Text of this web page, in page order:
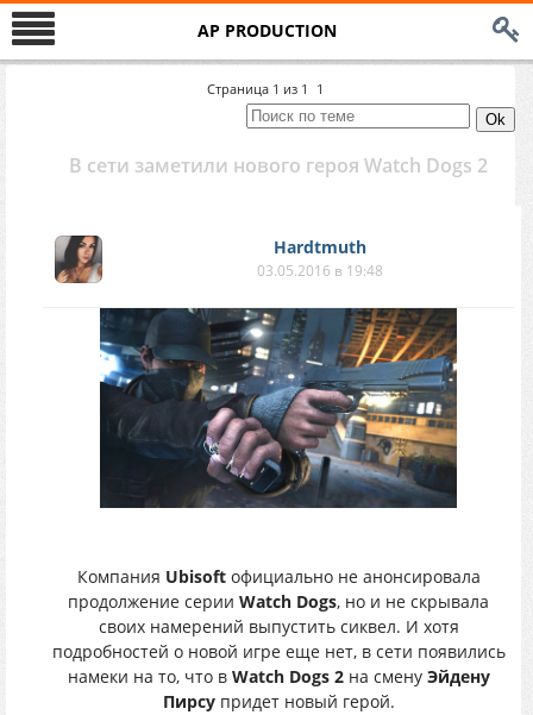
AP PRODUCTION
Страница 1 из 1 1
В сети заметили нового героя Watch Dogs 2
Hardtmuth
03.05.2016 в 19:48
Компания Ubisoftофициально не анонсировала
продолжение серии Watch Dogs, но и не скрывала
своих намерений выпустить сиквел. И хотя
подробностей о новой игре еще нет, в сети появились
намеки на то, что в Watch Dogs 2на смену Эйдену
Пирсу придет новый герой.